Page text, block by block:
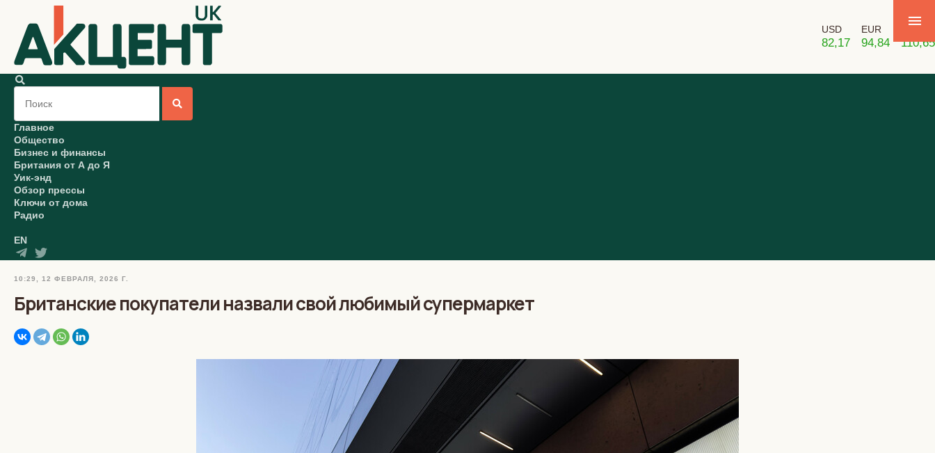
USD
82,17
EUR
94,84 110,65
Главное
Общество
Бизнес и финансы
Британия от А до Я
Уик-энд
Обзор прессы
Ключи от дома
Радио
EN
10:29, 12 ФЕВРАЛЯ, 2026 Г.
Британские покупатели назвали свой любимый супермаркет